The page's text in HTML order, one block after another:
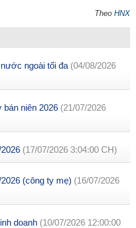
Theo HNX
ngoài tối đa (04/08/2026
bán niên 2026 (21/07/2026
(17/07/2026 3:04:00 CH)
(công ty mẹ) (16/07/2026
doanh (10/07/2026 12:00:00